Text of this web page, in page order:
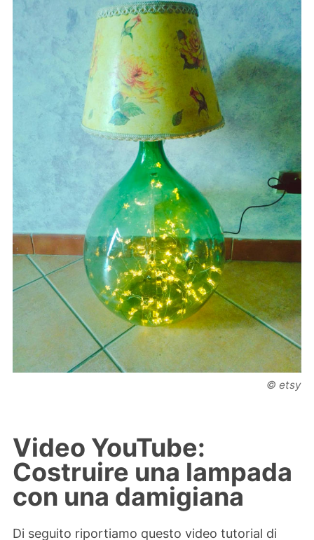
© etsy
Video YouTube:
Costruire una lampada
con una damigiana
Di seguito riportiamo questo video tutorial di